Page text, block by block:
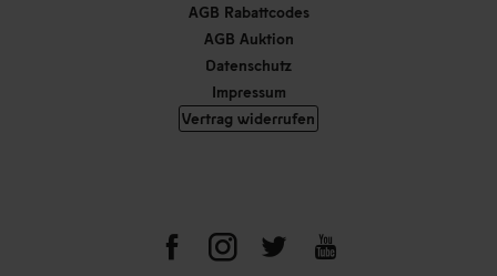
AGB Rabattcodes
AGB Auktion
Datenschutz
Impressum
Vertrag widerrufen